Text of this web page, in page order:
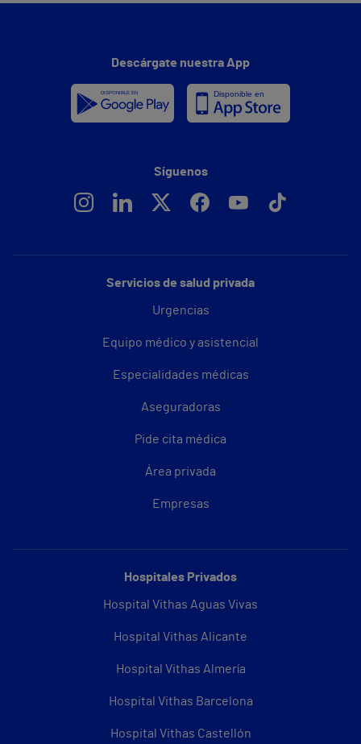
Servicios de salud privada
Urgencias
Equipo médico y asistencial
Especialidades médicas
Aseguradoras
Pide cita médica
Área privada
Empresas
Hospitales Privados
Hospital Vithas Aguas Vivas
Hospital Vithas Alicante
Hospital Vithas Almería
Hospital Vithas Barcelona
Hospital Vithas Castellón
Descárgate nuestra App
Síguenos